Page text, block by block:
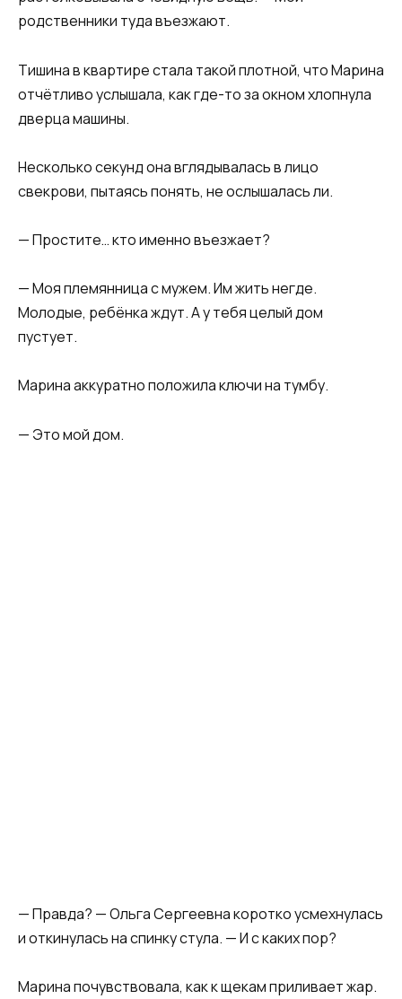
родственники туда въезжают.
Тишина в квартире стала такой плотной, что Марина
отчётливо услышала, как где-то за окном хлопнула
дверца машины.
Несколько секунд она вглядывалась в лицо
свекрови, пытаясь понять, не ослышалась ли.
— Простите… кто именно въезжает?
— Моя племянница с мужем. Им жить негде.
Молодые, ребёнка ждут. А у тебя целый дом
пустует.
Марина аккуратно положила ключи на тумбу.
— Это мой дом.
— Правда? — Ольга Сергеевна коротко усмехнулась
и откинулась на спинку стула. — И с каких пор?
Марина почувствовала, как к щекам приливает жар.